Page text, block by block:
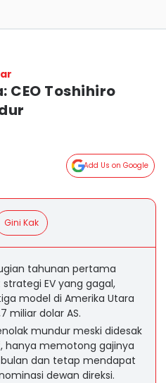
CEO Toshihiro
Add Us on Google
Gini Kak
tahunan pertama
EV yang gagal,
model di Amerika Utara
miliar dolar AS.
mundur meski didesak
hanya memotong gajinya
dan tetap mendapat
dewan direksi.